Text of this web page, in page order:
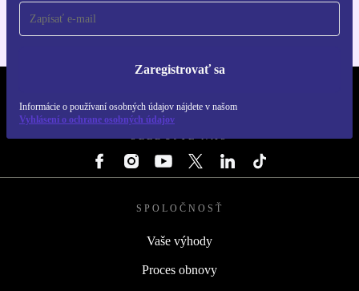
Zaregistrovať sa
Informácie o používaní osobných údajov nájdete v našom
Vyhlásení o ochrane osobných údajov
SLEDUJTE NÁS
SPOLOČNOSŤ
Vaše výhody
Proces obnovy